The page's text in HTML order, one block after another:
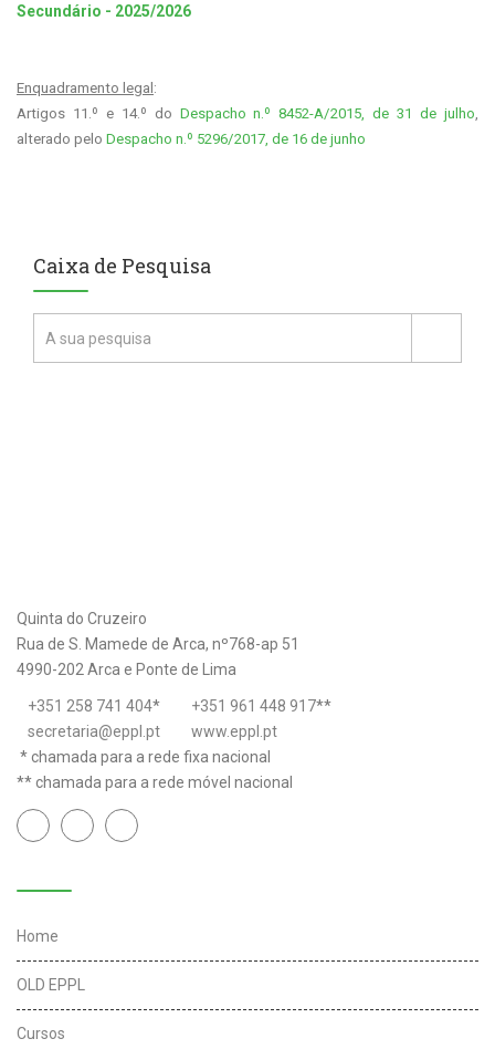
Secundário - 2025/2026
Enquadramento legal :
Artigos 11.º e 14.º do Despacho n.º 8452-A/2015, de 31 de julho,
alterado pelo Despacho n.º 5296/2017, de 16 de junho
Caixa de Pesquisa
Quinta do Cruzeiro
Rua de S. Mamede de Arca, nº768-ap 51
4990-202 Arca e Ponte de Lima
+351 258 741 404* +351 961 448 917**
secretaria@eppl.pt
www.eppl.pt
* chamada para a rede fixa nacional
** chamada para a rede móvel nacional
Home
OLD EPPL
Cursos